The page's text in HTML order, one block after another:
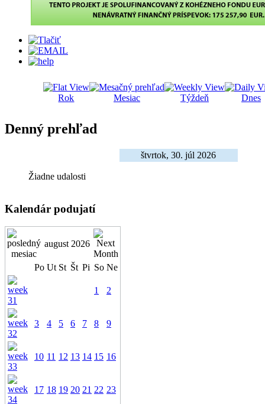
Rok Mesiac Týždeň Dnes
Denný prehľad
štvrtok, 30. júl 2026
Žiadne udalosti
Kalendár podujatí
august 2026
Po Ut St Št Pi So Ne
1 2
3 4 5 6 7 8 9
10 11 12 13 14 15 16
17 18 19 20 21 22 23